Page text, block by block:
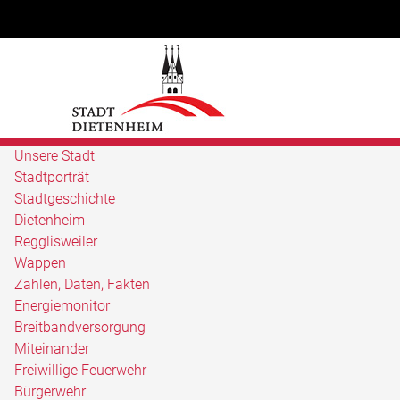
Unsere Stadt
Stadtporträt
Stadtgeschichte
Dietenheim
Regglisweiler
Wappen
Zahlen, Daten, Fakten
Energiemonitor
Breitbandversorgung
Miteinander
Freiwillige Feuerwehr
Bürgerwehr